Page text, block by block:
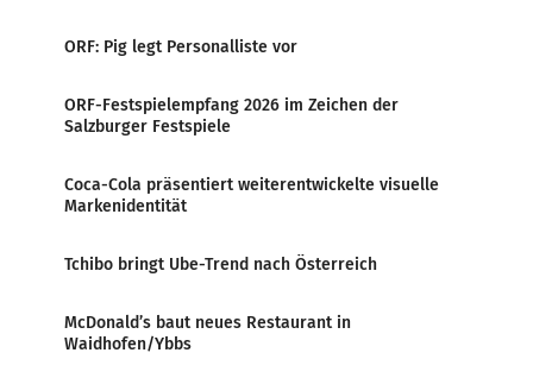
ORF: Pig legt Personalliste vor
ORF-Festspielempfang 2026 im Zeichen der
Salzburger Festspiele
Coca-Cola präsentiert weiterentwickelte visuelle
Markenidentität
Tchibo bringt Ube-Trend nach Österreich
McDonald’s baut neues Restaurant in
Waidhofen/Ybbs